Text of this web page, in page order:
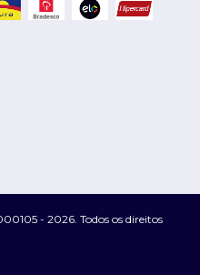
- 2026. Todos os direitos